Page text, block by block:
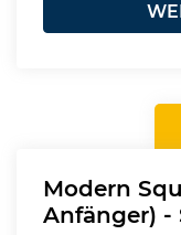
Modern
Anfänger) -